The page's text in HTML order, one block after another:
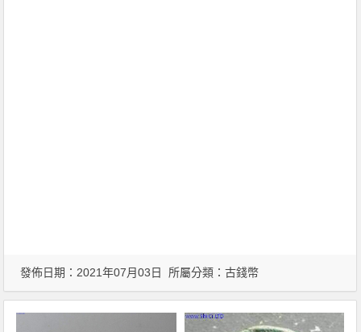
發佈日期：2021年07月03日 所屬分類：古錢幣